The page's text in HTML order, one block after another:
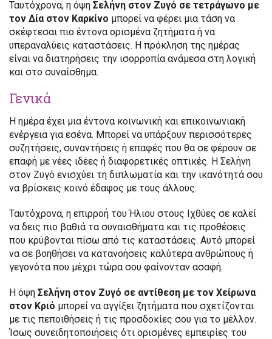
Ταυτόχρονα, η όψη Σελήνη στον Ζυγό σε τετράγωνο με
τον Δία στον Καρκίνο μπορεί να φέρει μια τάση να
σκέφτεσαι πιο έντονα ορισμένα ζητήματα ή να
υπεραναλύεις καταστάσεις. Η πρόκληση της ημέρας
είναι να διατηρήσεις την ισορροπία ανάμεσα στη λογική
και στο συναίσθημα.
Γενικά
Η ημέρα έχει μια έντονα κοινωνική και επικοινωνιακή
ενέργεια για εσένα. Μπορεί να υπάρξουν περισσότερες
συζητήσεις, συναντήσεις ή επαφές που θα σε φέρουν σε
επαφή με νέες ιδέες ή διαφορετικές οπτικές. Η Σελήνη
στον Ζυγό ενισχύει τη διπλωματία και την ικανότητά σου
να βρίσκεις κοινό έδαφος με τους άλλους.
Ταυτόχρονα, η επιρροή του Ήλιου στους Ιχθύες σε καλεί
να δεις πιο βαθιά τα συναισθήματα και τις προθέσεις
που κρύβονται πίσω από τις καταστάσεις. Αυτό μπορεί
να σε βοηθήσει να κατανοήσεις καλύτερα ανθρώπους ή
γεγονότα που μέχρι τώρα σου φαίνονταν ασαφή.
Η όψη Σελήνη στον Ζυγό σε αντίθεση με τον Χείρωνα
στον Κριό μπορεί να αγγίξει ζητήματα που σχετίζονται
με τις πεποιθήσεις ή τις προσδοκίες σου για το μέλλον.
Ίσως συνειδητοποιήσεις ότι ορισμένες εμπειρίες του